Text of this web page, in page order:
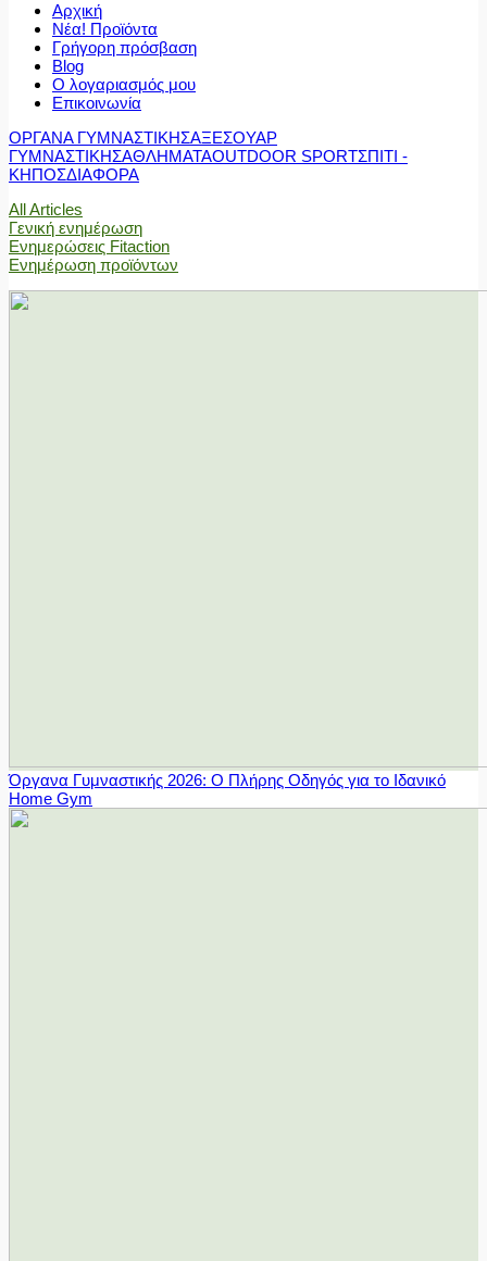
Αρχική
Νέα! Προϊόντα
Γρήγορη πρόσβαση
Blog
Ο λογαριασμός μου
Επικοινωνία
ΟΡΓΑΝΑ ΓΥΜΝΑΣΤΙΚΗΣΑΞΕΣΟΥΑΡ
ΓΥΜΝΑΣΤΙΚΗΣΑΘΛΗΜΑΤΑOUTDOOR SPORTΣΠΙΤΙ -
ΚΗΠΟΣΔΙΑΦΟΡΑ
All Articles
Γενική ενημέρωση
Ενημερώσεις Fitaction
Ενημέρωση προϊόντων
Όργανα Γυμναστικής 2026: Ο Πλήρης Οδηγός για το Ιδανικό
Home Gym